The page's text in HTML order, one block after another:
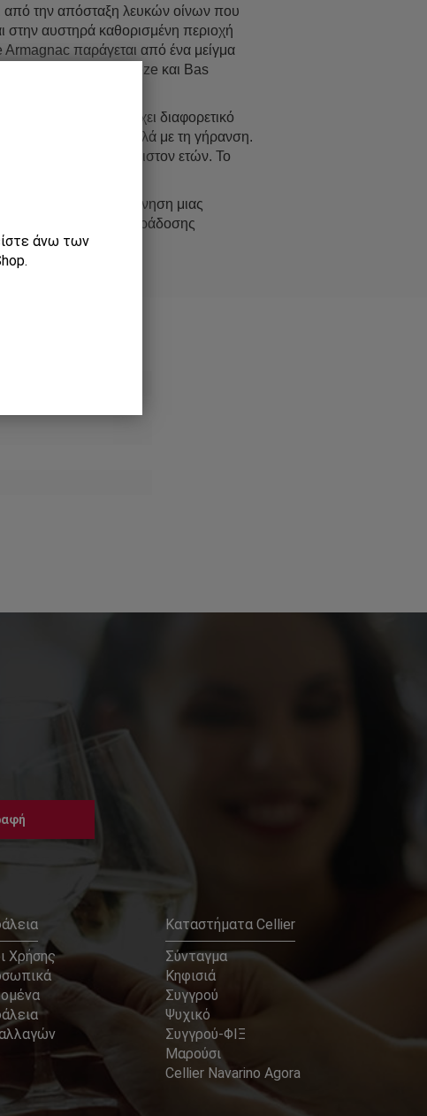
από την απόσταξη λευκών οίνων που
αυστηρά καθορισμένη περιοχή
παράγεται από ένα μείγμα
στις περιοχές Ténarèze και Bas
Το Ténarèze έχει διαφορετικό
ευαίσθητα και απαλά με τη γήρανση.
ηλικία 4 τουλάχιστον ετών. Το
υπό την επαγρύπνηση μιας
με το ίδιο πνεύμα παράδοσης
Χρήσης
Καταστήματα Cellier
Σύνταγμα
Κηφισιά
Συγγρού
Ψυχικό
Συγγρού-ΦΙΞ
Μαρούσι
Cellier Navarino Agora
άνω των